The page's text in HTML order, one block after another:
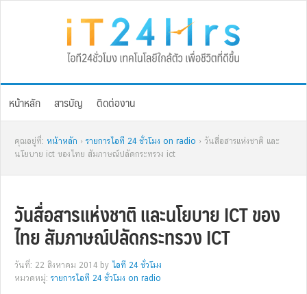
หน้าหลัก สารบัญ ติดต่องาน
คุณอยู่ที่: หน้าหลัก › รายการไอที 24 ชั่วโมง on radio › วันสื่อสารแห่งชาติ และ
นโยบาย ict ของไทย สัมภาษณ์ปลัดกระทรวง ict
วันสื่อสารแห่งชาติ และนโยบาย ICT ของ
ไทย สัมภาษณ์ปลัดกระทรวง ICT
วันที่: 22 สิงหาคม 2014 by ไอที 24 ชั่วโมง
หมวดหมู่: รายการไอที 24 ชั่วโมง on radio